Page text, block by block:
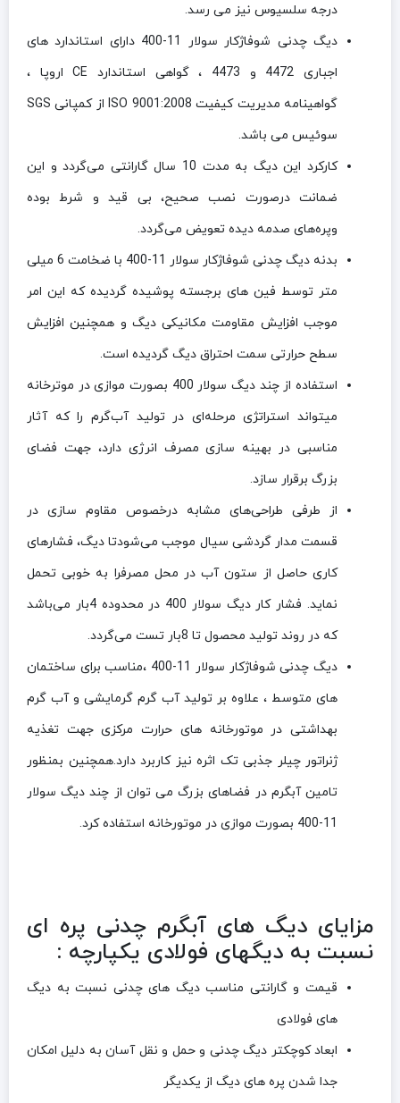
درجه سلسیوس نیز می رسد.
دیگ چدنی شوفاژکار سولار 11-400 دارای استاندارد های
اجباری 4472 و 4473 ، گواهی استاندارد CE اروپا ،
گواهینامه مدیریت کیفیت ISO 9001:2008 از کمپانی SGS
سوئیس می باشد.
کارکرد این دیگ به مدت 10 سال گارانتی می‌گردد و این
ضمانت درصورت نصب صحیح، بی قید و شرط بوده
وپره‌های صدمه دیده تعویض می‌گردد.
بدنه دیگ چدنی شوفاژکار سولار 11-400 با ضخامت 6 میلی
متر توسط فین های برجسته پوشیده گردیده که این امر
موجب افزایش مقاومت مکانیکی دیگ و همچنین افزایش
سطح حرارتی سمت احتراق دیگ گردیده است.
استفاده از چند دیگ سولار 400 بصورت موازی در موترخانه
میتواند استراتژی مرحله‌ای در تولید آب‌گرم را که آثار
مناسبی در بهینه سازی مصرف انرژی دارد، جهت فضای
بزرگ برقرار سازد.
از طرفی طراحی‌های مشابه درخصوص مقاوم سازی در
قسمت مدار گردشی سیال موجب می‌شودتا دیگ، فشارهای
کاری حاصل از ستون آب در محل مصرفرا به خوبی تحمل
نماید. فشار کار دیگ سولار 400 در محدوده 4بار می‌باشد
که در روند تولید محصول تا 8بار تست می‌گردد.
دیگ چدنی شوفاژکار سولار 11-400 ،مناسب برای ساختمان
های متوسط ، علاوه بر تولید آب گرم گرمایشی و آب گرم
بهداشتی در موتورخانه های حرارت مرکزی جهت تغذیه
ژنراتور چیلر جذبی تک اثره نیز کاربرد دارد.همچنین بمنظور
تامین آبگرم در فضاهای بزرگ می توان از چند دیگ سولار
11-400 بصورت موازی در موتورخانه استفاده کرد.
مزایای دیگ های آبگرم چدنی پره ای
نسبت به دیگهای فولادی یکپارچه :
قیمت و گارانتی مناسب دیگ های چدنی نسبت به دیگ
های فولادی
ابعاد کوچکتر دیگ چدنی و حمل و نقل آسان به دلیل امکان
جدا شدن پره های دیگ از یکدیگر